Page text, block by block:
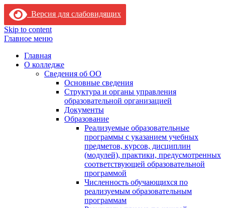
Версия для слабовидящих
Skip to content
Главное меню
Главная
О колледже
Сведения об ОО
Основные сведения
Структура и органы управления
образовательной организацией
Документы
Образование
Реализуемые образовательные
программы с указанием учебных
предметов, курсов, дисциплин
(модулей), практики, предусмотренных
соответствующей образовательной
программой
Численность обучающихся по
реализуемым образовательным
программам